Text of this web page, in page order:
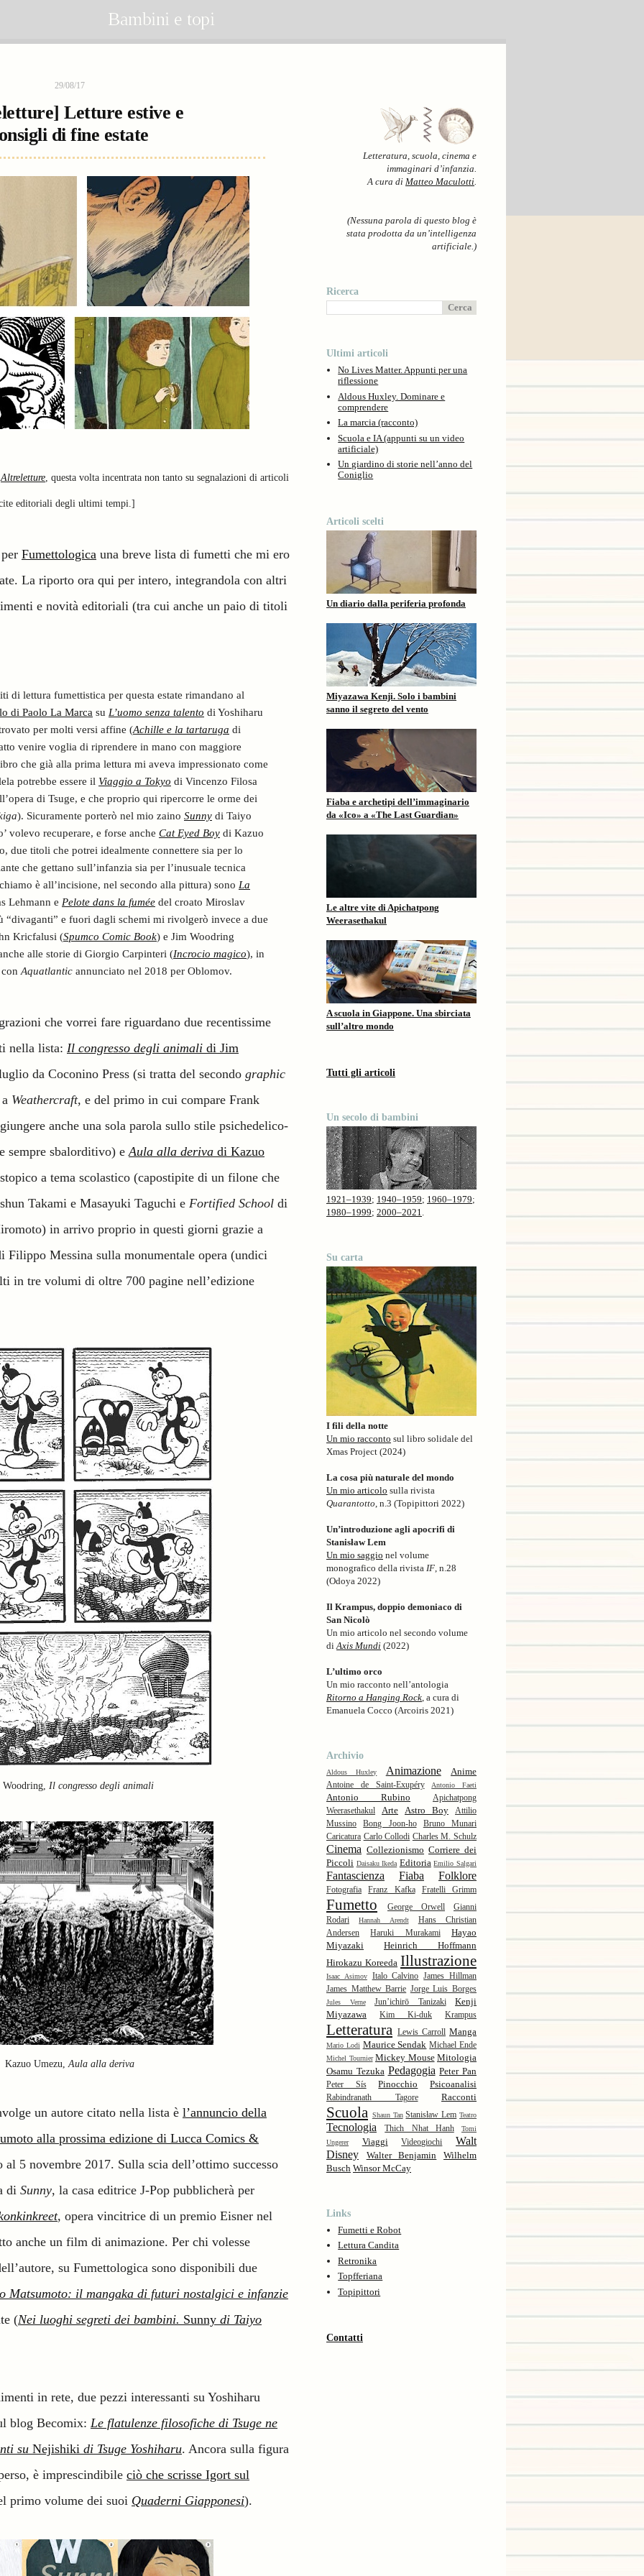
Bambini e topi
29/08/17
Letture estive e
di fine estate
Altreletture, questa volta incentrata non tanto su segnalazioni di articoli
editoriali degli ultimi tempi.]
Fumettologica una breve lista di fumetti che mi ero
La riporto ora qui per intero, integrandola con altri
e novità editoriali (tra cui anche un paio di titoli
di lettura fumettistica per questa estate rimandano al
di Paolo La Marca su L’uomo senza talento di Yoshiharu
per molti versi affine (Achille e la tartaruga di
venire voglia di riprendere in mano con maggiore
che già alla prima lettura mi aveva impressionato come
potrebbe essere il Viaggio a Tokyo di Vincenzo Filosa
di Tsuge, e che proprio qui ripercorre le orme dei
). Sicuramente porterò nel mio zaino Sunny di Taiyo
volevo recuperare, e forse anche Cat Eyed Boy di Kazuo
due titoli che potrei idealmente connettere sia per lo
che gettano sull’infanzia sia per l’inusuale tecnica
è all’incisione, nel secondo alla pittura) sono La
Lehmann e Pelote dans la fumée del croato Miroslav
“divaganti” e fuori dagli schemi mi rivolgerò invece a due
Kricfalusi (Spumco Comic Book) e Jim Woodring
alle storie di Giorgio Carpinteri (Incrocio magico), in
Aquatlantic annunciato nel 2018 per Oblomov.
che vorrei fare riguardano due recentissime
nella lista: Il congresso degli animali di Jim
da Coconino Press (si tratta del secondo graphic
Weathercraft, e del primo in cui compare Frank
anche una sola parola sullo stile psichedelico-
sempre sbalorditivo) eAula alla deriva di Kazuo
a tema scolastico (capostipite di un filone che
Takami e Masayuki Taguchi e Fortified School di
in arrivo proprio in questi giorni grazie a
Filippo Messina sulla monumentale opera (undici
in tre volumi di oltre 700 pagine nell’edizione
Il congresso degli animali
Kazuo Umezu, Aula alla deriva
un autore citato nella lista è l’annuncio della
alla prossima edizione di Lucca Comics &
5 novembre 2017. Sulla scia dell’ottimo successo
di Sunny, la casa editrice J-Pop pubblicherà per
, opera vincitrice di un premio Eisner nel
anche un film di animazione. Per chi volesse
su Fumettologica sono disponibili due
Matsumoto: il mangaka di futuri nostalgici e infanzie
(Nei luoghi segreti dei bambini. Sunny di Taiyo
in rete, due pezzi interessanti su Yoshiharu
blog Becomix: Le flatulenze filosofiche di Tsuge ne
su Nejishiki di Tsuge Yoshiharu. Ancora sulla figura
è imprescindibile ciò che scrisse Igort sul
primo volume dei suoi Quaderni Giapponesi).
Letteratura, scuola, cinema e
immaginari d’infanzia.
A cura di Matteo Maculotti.
(Nessuna parola di questo blog è
stata prodotta da un’intelligenza
artificiale.)
Ricerca
Ultimi articoli
No Lives Matter. Appunti per una
riflessione
Aldous Huxley. Dominare e
comprendere
La marcia (racconto)
Scuola e IA (appunti su un video
artificiale)
Un giardino di storie nell’anno del
Coniglio
Articoli scelti
Un diario dalla periferia profonda
Miyazawa Kenji. Solo i bambini
sanno il segreto del vento
Fiaba e archetipi dell’immaginario
da «Ico» a «The Last Guardian»
Le altre vite di Apichatpong
Weerasethakul
A scuola in Giappone. Una sbirciata
sull’altro mondo
Tutti gli articoli
Un secolo di bambini
1921–1939; 1940–1959; 1960–1979;
1980–1999; 2000–2021
Su carta
I fili della notte
Un mio racconto sul libro solidale del
Xmas Project (2024)
La cosa più naturale del mondo
Un mio articolo sulla rivista
Quarantotto , n.3 (Topipittori 2022)
Un’introduzione agli apocrifi di
Stanisław Lem
Un mio saggio nel volume
monografico della rivista IF , n.28
(Odoya 2022)
Il Krampus, doppio demoniaco di
San Nicolò
Un mio articolo nel secondo volume
di Axis Mundi (2022)
L’ultimo orco
Un mio racconto nell’antologia
Ritorno a Hanging Rock , a cura di
Emanuela Cocco (Arcoiris 2021)
Archivio
Aldous Huxley Animazione Anime
Antoine de Saint-Exupéry Antonio Faeti
Antonio Rubino
Apichatpong
Weerasethakul
Arte Astro Boy
Attilio
Mussino
Bong Joon-ho
Bruno Munari
Caricatura Carlo Collodi Charles M. Schulz
Cinema Collezionismo Corriere dei
Piccoli Daisaku Ikeda Editoria Emilio Salgari
Fantascienza Fiaba Folklore
Fotografia Franz Kafka Fratelli Grimm
Fumetto George Orwell
Gianni
Rodari
Hannah Arendt
Hans Christian
Andersen
Haruki Murakami
Hayao
Miyazaki
Heinrich Hoffmann
Hirokazu Koreeda Illustrazione
Isaac Asimov Italo Calvino James Hillman
James Matthew Barrie Jorge Luis Borges
Jules Verne Jun’ichirō Tanizaki
Kenji
Miyazawa
Kim Ki-duk Krampus
Letteratura Lewis Carroll Manga
Mario Lodi Maurice Sendak Michael Ende
Michel Tournier Mickey Mouse Mitologia
Osamu Tezuka Pedagogia Peter Pan
Peter Sís Pinocchio Psicoanalisi
Rabindranath Tagore Racconti
Scuola Shaun Tan Stanisław Lem Teatro
Tecnologia Thich Nhat Hanh
Tomi
Ungerer
Viaggi Videogiochi
Walt
Disney
Walter Benjamin
Wilhelm
Busch Winsor McCay
Links
Fumetti e Robot
Lettura Candita
Retronika
Topfferiana
Topipittori
Contatti